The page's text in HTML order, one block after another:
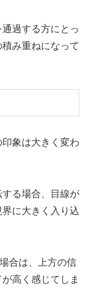
過する方にとっ
み重ねになって
象は大きく変わ
る場合、目線が
に大きく入り込
合は、上方の信
高く感じてしま